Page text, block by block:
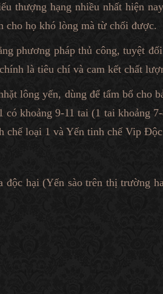
thượng hạng nhiều nhất hiện
cho họ khó lòng mà từ chối được.
phương pháp thủ công, tuyệt
là tiêu chí và cam kết chất
lông yến, dùng để tẩm bổ cho
khoảng 9-11 tai (1 tai khoảng
chế loại 1 và Yến tinh chế Vip
độc hại (Yến sào trên thị trường